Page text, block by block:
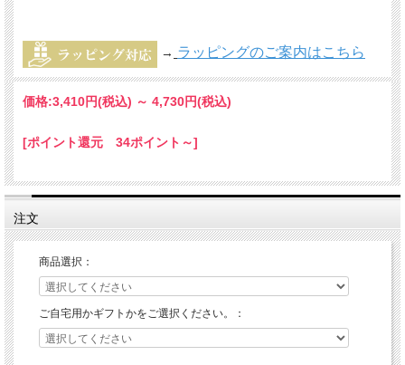
→ ラッピングのご案内はこちら
価格:3,410円(税込) ～ 4,730円(税込)
[ポイント還元 34ポイント～]
注文
商品選択：
ご自宅用かギフトかをご選択ください。：